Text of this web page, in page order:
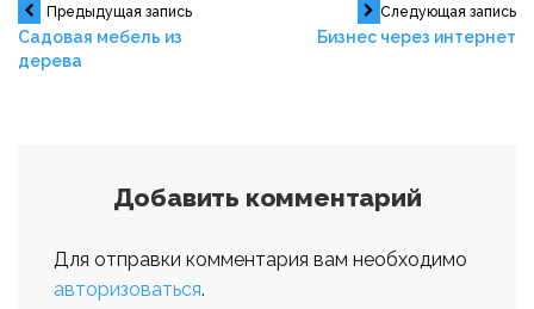
Навигация
по
Предыдущая запись
Садовая мебель из
дерева
Следующая запись
Бизнес через интернет
Добавить комментарий
Для отправки комментария вам необходимо
авторизоваться.